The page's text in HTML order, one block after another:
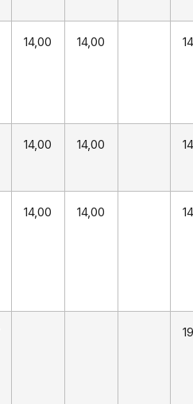
14,00 14,00
14,00 14,00
14,00 14,00